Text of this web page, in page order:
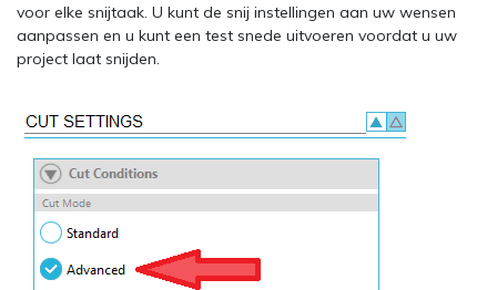
voor elke snijtaak. U kunt de snij instellingen aan uw wensen
aanpassen en u kunt een test snede uitvoeren voordat u uw
project laat snijden.